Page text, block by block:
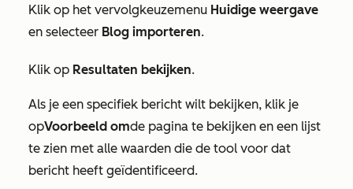
Klik op het vervolgkeuzemenu Huidige weergave
en selecteer Blog importeren.
Klik op Resultaten bekijken.
Als je een specifiek bericht wilt bekijken, klik je
opVoorbeeld omde pagina te bekijken en een lijst
te zien met alle waarden die de tool voor dat
bericht heeft geïdentificeerd.